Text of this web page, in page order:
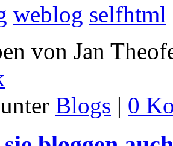
weblog selfhtml
von Jan
Blogs | 0